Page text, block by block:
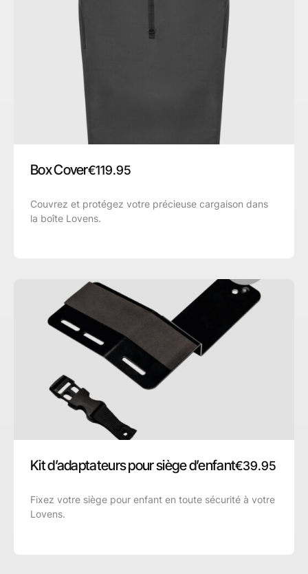
Box Cover€119.95
Couvrez et protégez votre précieuse cargaison dans
la boîte Lovens.
Kit d’adaptateurs pour siège d’enfant€39.95
Fixez votre siège pour enfant en toute sécurité à votre
Lovens.